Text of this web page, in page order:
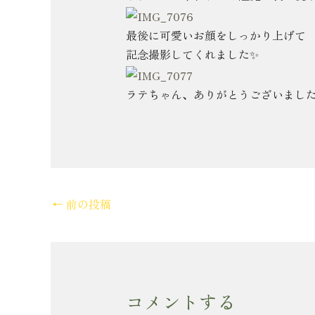
最後に可愛いお顔をしっかり上げて
記念撮影してくれました✨
ラテちゃん、ありがとうございまし
← 前の投稿
コメントする